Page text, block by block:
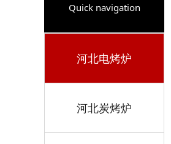
Quick navigation
河北电烤炉
河北炭烤炉